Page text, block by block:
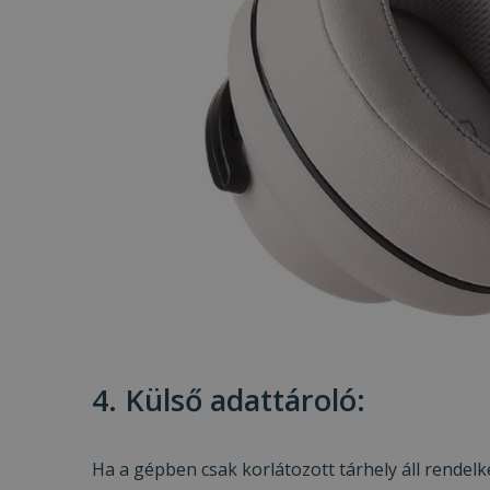
4. Külső adattároló:
Ha a gépben csak korlátozott tárhely áll
_ttp
_clck
__kla_id
_ga_S9FNSGBKXN
MR
MUID
_fbp
SM
prism_612475886